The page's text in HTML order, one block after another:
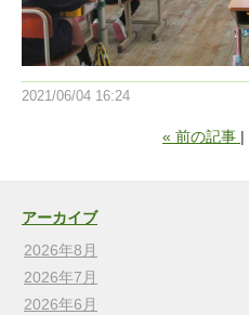
2021/06/04 16:24
« 前の記事
アーカイブ
2026年8月
2026年7月
2026年6月